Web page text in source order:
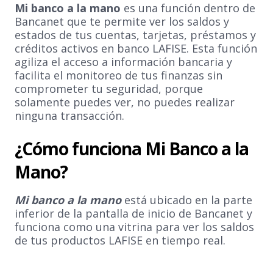
Mi banco a la mano es una función dentro de
Bancanet que te permite ver los saldos y
estados de tus cuentas, tarjetas, préstamos y
créditos activos en banco LAFISE. Esta función
agiliza el acceso a información bancaria y
facilita el monitoreo de tus finanzas sin
comprometer tu seguridad, porque
solamente puedes ver, no puedes realizar
ninguna transacción.
¿Cómo funciona Mi Banco a la
Mano?
Mi banco a la mano está ubicado en la parte
inferior de la pantalla de inicio de Bancanet y
funciona como una vitrina para ver los saldos
de tus productos LAFISE en tiempo real.